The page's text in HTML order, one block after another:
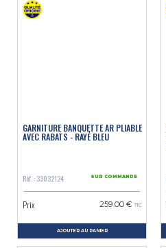
GARNITURE BANQUETTE AR PLIABLE
AVEC RABATS - RAYÉ BLEU
Réf. : 33032124 SUR COMMANDE
Prix 259.00 € TTC
AJOUTER AU PANIER